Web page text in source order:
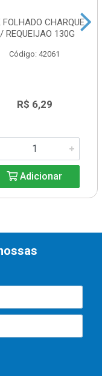
FOLHADO CHARQUE
REQUEIJAO 130G
Código: 42061
R$ 6,29
Adicionar